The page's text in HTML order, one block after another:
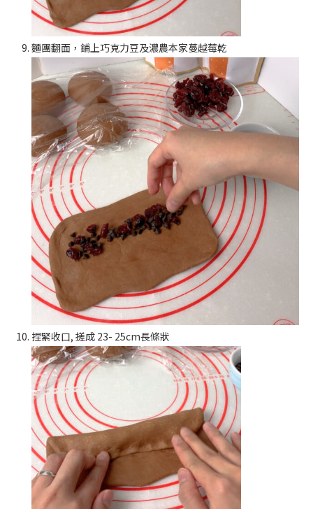
麵團翻面，鋪上巧克力豆及濃農本家蔓越莓乾
捏緊收口, 搓成 23- 25cm長條狀